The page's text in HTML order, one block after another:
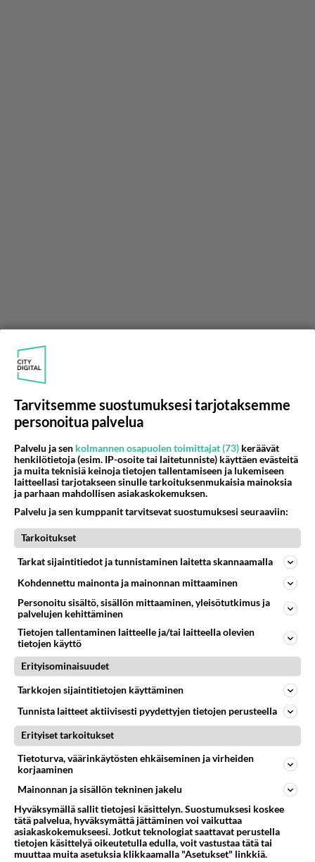
Anonyymi
Jos ketjussa on yli 10 vastausta, niin haluaa vain
kirjoitella.
Anonyymi
Anonyymikirjoitti:
Jos ketjussa on yli 10 vastausta, niin haluaa vain
kirjoitella.
Pelkkää ajanvietettä.
Äänestä Kommentoi
Anonyymi
2025-01-03 09:19:59
Ymmärrän. Sinä olet kun kaukainen sukulainen
johon ei tee mieli pitää yhteyttä.
Kommentoi
Anonyymi
2025-01-03 09:49:04
Tarvitsemme suostumuksesi tarjotaksemme
personoitua palvelua
Palvelu ja sen kolmannen osapuolen toimittajat (73) keräävät
henkilötietoja (esim. IP-osoite tai laitetunniste) käyttäen evästeitä
ja muita teknisiä keinoja tietojen tallentamiseen ja lukemiseen
laitteellasi tarjotakseen sinulle tarkoituksenmukaisia mainoksia
ja parhaan mahdollisen asiakaskokemuksen.
Palvelu ja sen kumppanit tarvitsevat suostumuksesi seuraaviin:
Tarkoitukset
Tarkat sijaintitiedot ja tunnistaminen laitetta skannaamalla
Kohdennettu mainonta ja mainonnan mittaaminen
Personoitu sisältö, sisällön mittaaminen, yleisötutkimus ja
palvelujen kehittäminen
Tietojen tallentaminen laitteelle ja/tai laitteella olevien
tietojen käyttö
Erityisominaisuudet
Tarkkojen sijaintitietojen käyttäminen
Tunnista laitteet aktiivisesti pyydettyjen tietojen perusteella
Erityiset tarkoitukset
Tietoturva, väärinkäytösten ehkäiseminen ja virheiden
korjaaminen
Mainonnan ja sisällön tekninen jakelu
Hyväksymällä sallit tietojesi käsittelyn. Suostumuksesi koskee
tätä palvelua, hyväksymättä jättäminen voi vaikuttaa
asiakaskokemukseesi. Jotkut teknologiat saattavat perustella
tietojen käsittelyä oikeutetulla edulla, voit vastustaa tätä tai
muuttaa muita asetuksia klikkaamalla "Asetukset" linkkiä.